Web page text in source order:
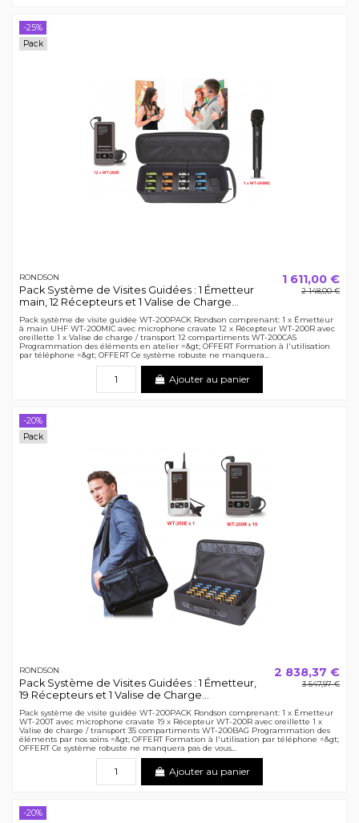
-25%
Pack
RONDSON
Pack Système de Visites Guidées : 1 Émetteur
main, 12 Récepteurs et 1 Valise de Charge...
1 611,00 €
2 148,00 €
Pack système de visite guidée WT-200PACK Rondson comprenant: 1 x Émetteur
à main UHF WT-200MIC avec microphone cravate 12 x Récepteur WT-200R avec
oreillette 1 x Valise de charge / transport 12 compartiments WT-200CAS
Programmation des éléments en atelier =&gt; OFFERT Formation à l'utilisation
par téléphone =&gt; OFFERT Ce système robuste ne manquera...
Ajouter au panier
-20%
Pack
RONDSON
Pack Système de Visites Guidées : 1 Émetteur,
19 Récepteurs et 1 Valise de Charge...
2 838,37 €
3 547,97 €
Pack système de visite guidée WT-200PACK Rondson comprenant: 1 x Émetteur
WT-200T avec microphone cravate 19 x Récepteur WT-200R avec oreillette 1 x
Valise de charge / transport 35 compartiments WT-200BAG Programmation des
éléments par nos soins =&gt; OFFERT Formation à l'utilisation par téléphone =&gt;
OFFERT Ce système robuste ne manquera pas de vous...
Ajouter au panier
-20%